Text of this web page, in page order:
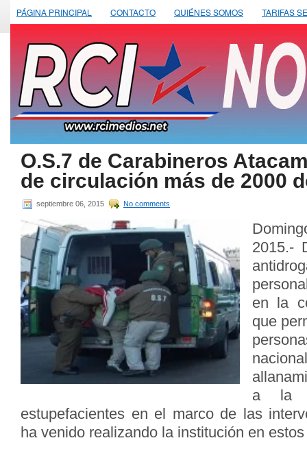
PÁGINA PRINCIPAL CONTACTO QUIÉNES SOMOS TARIFAS
O.S.7 de Carabineros
de circulación más de 2000
septiembre 06, 2015 No comments
2015.-
en la
que
a la
estupefacientes en el marco de las
ha venido realizando la institución en